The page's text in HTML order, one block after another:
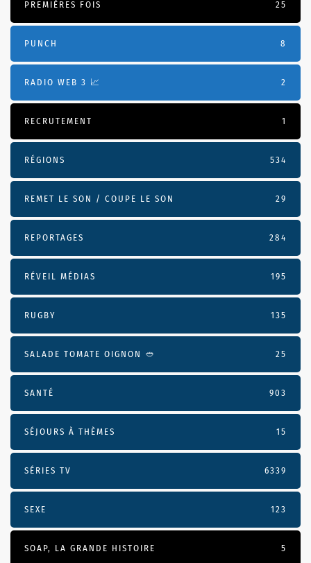
PREMIÈRES FOIS 25
PUNCH 8
RADIO WEB 3 📈 2
RECRUTEMENT 1
RÉGIONS 534
REMET LE SON / COUPE LE SON 29
REPORTAGES 284
RÉVEIL MÉDIAS 195
RUGBY 135
SALADE TOMATE OIGNON 🥙 25
SANTÉ 903
SÉJOURS À THÈMES 15
SÉRIES TV 6339
SEXE 123
SOAP, LA GRANDE HISTOIRE 5